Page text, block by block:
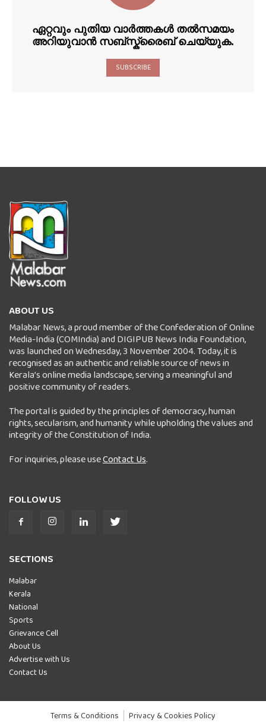
ഏറ്റവും പുതിയ വാർത്തകൾ തൽസമയം
അറിയുവാൻ സബ്സ്ക്രൈബ് ചെയ്യുക.
SUBSCRIBE
ABOUT US
Malabar News, a proud member of the Confederation of Online
Media-India (COMIndia) and DIGIPUB News India Foundation,
was launched on Wednesday, 3 November 2004. Today, it is
recognised as an authentic and reliable source of news in
Kerala’s online media landscape, serving a meaningful and
positive community of readers.
The portal is guided by the principles of democracy, human
rights, secularism, and humanity while upholding the values and
integrity of the Constitution of India.
For inquiries, please useContact Us.
FOLLOW US
SECTIONS
Malabar
Kerala
National
Sports
Grievance Cell
About Us
Advertise with Us
Contact Us
Terms & Conditions Privacy & Cookies Policy